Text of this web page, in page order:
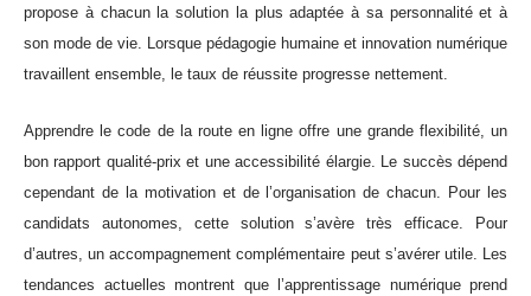
propose à chacun la solution la plus adaptée à sa personnalité et à
son mode de vie. Lorsque pédagogie humaine et innovation numérique
travaillent ensemble, le taux de réussite progresse nettement.
Apprendre le code de la route en ligne offre une grande flexibilité, un
bon rapport qualité-prix et une accessibilité élargie. Le succès dépend
cependant de la motivation et de l’organisation de chacun. Pour les
candidats autonomes, cette solution s’avère très efficace. Pour
d’autres, un accompagnement complémentaire peut s’avérer utile. Les
tendances actuelles montrent que l’apprentissage numérique prend